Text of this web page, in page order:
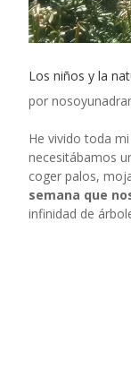
Los niños y la
por
He vivido toda
necesitábamos
coger palos,
semana que
infinidad de